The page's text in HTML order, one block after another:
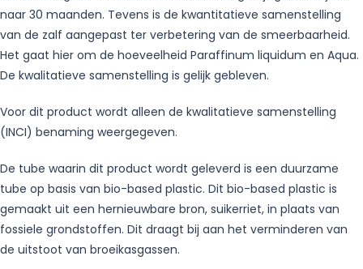
naar 30 maanden. Tevens is de kwantitatieve samenstelling
van de zalf aangepast ter verbetering van de smeerbaarheid.
Het gaat hier om de hoeveelheid Paraffinum liquidum en Aqua.
De kwalitatieve samenstelling is gelijk gebleven.
Voor dit product wordt alleen de kwalitatieve samenstelling
(INCI) benaming weergegeven.
De tube waarin dit product wordt geleverd is een duurzame
tube op basis van bio-based plastic. Dit bio-based plastic is
gemaakt uit een hernieuwbare bron, suikerriet, in plaats van
fossiele grondstoffen. Dit draagt bij aan het verminderen van
de uitstoot van broeikasgassen.